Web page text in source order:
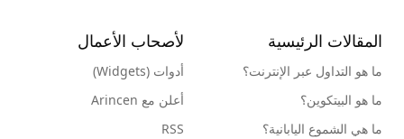
المقالات الرئيسية
ما هو التداول عبر الإنترنت؟
ما هو البيتكوين؟
ما هي الشموع اليابانية؟
لأصحاب الأعمال
أدوات (Widgets)
أعلن مع Arincen
RSS